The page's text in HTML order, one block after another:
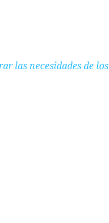
las necesidades de los